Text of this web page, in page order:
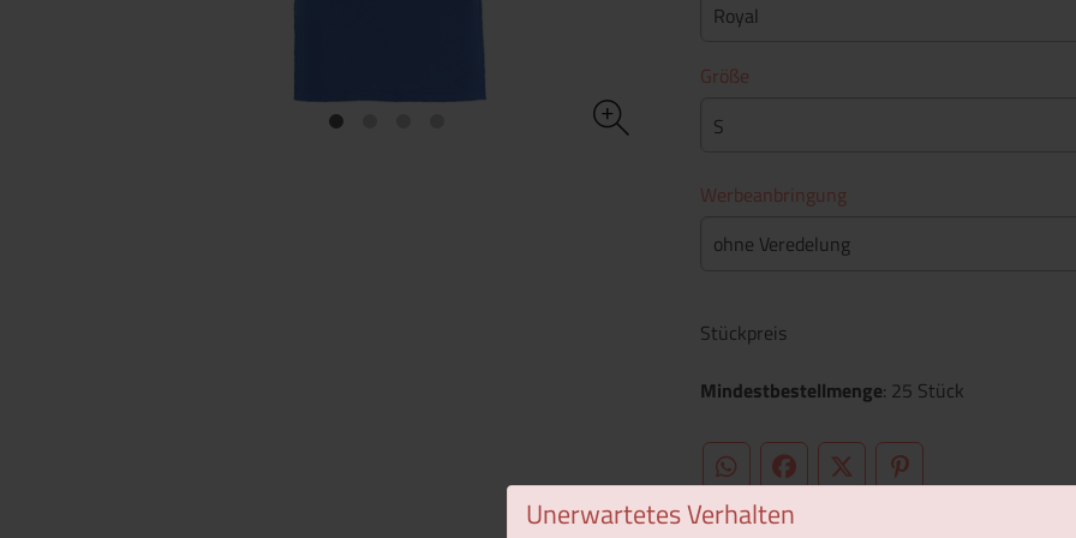
Unerwartetes Verhalten
Royal
Größe
S
Werbeanbringung
ohne Veredelung
Stückpreis
Mindestbestellmenge: 25 Stück
WhatsAppFacebookTwitterPinterest